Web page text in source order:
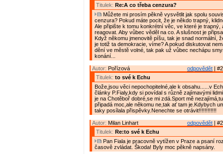
Titulek: Re:A co třeba cenzura?
Můžete mi prosím pěkně vysvětlit jak spolu
cenzura? Pokud máte pocit, že je někdo trapný,
Ale připište k tomu konkrétní věc, ve které je trapný,
reagovat. Aby vůbec věděl na co. A slušnost je
Když někomu jmenovitě píšu, tak je snad normální,
je totiž ta demokracie, víme? A pokud diskutovat
dění ve městě volné, tak pak už vůbec nechápu
konání...
odpovědět |
Autor: Pořízová
Titulek: to své k Echu
Bože,jsou věci nepochopitelné,ale k obsahu......v
články P.Fialy,kdy si povídal s různě zajímavými
je na Chotěboř dobré,se mi zdá.Sport mě
připadá moc,ale někomu ne,tak ať tam je.Kdybych
taky posílala přispěvky.Nenechte se otrávit!!!!!!!!!!!!
odpovědět |
Autor: Milan Linhart
Titulek: Re:to své k Echu
Pan Fiala je pracovně vytížen v Praze a psaní
časově zvládat. Škoda! Byly moc pěkně napsány.